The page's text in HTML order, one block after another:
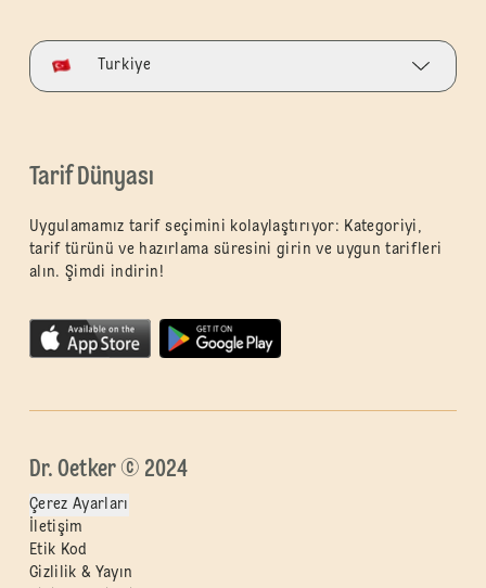
Turkiye
Tarif Dünyası
Uygulamamız tarif seçimini kolaylaştırıyor: Kategoriyi,
tarif türünü ve hazırlama süresini girin ve uygun tarifleri
alın. Şimdi indirin!
Dr. Oetker © 2024
Çerez Ayarları
İletişim
Etik Kod
Gizlilik & Yayın